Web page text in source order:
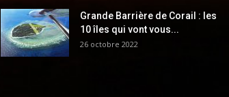
Grande Barrière de Corail : les
10 îles qui vont vous...
26 octobre 2022